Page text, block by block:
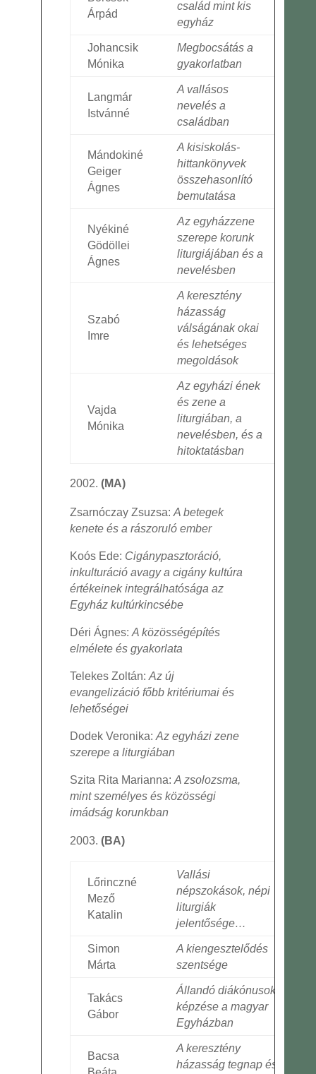
Árpád
család mint kis
egyház
Johancsik
Mónika
Megbocsátás a
gyakorlatban
Langmár
Istvánné
A vallásos
nevelés a
családban
Mándokiné
Geiger
Ágnes
A kisiskolás-
hittankönyvek
összehasonlító
bemutatása
Nyékiné
Gödöllei
Ágnes
Az egyházzene
szerepe korunk
liturgiájában és a
nevelésben
Szabó
Imre
A keresztény
házasság
válságának okai
és lehetséges
megoldások
Vajda
Mónika
Az egyházi ének
és zene a
liturgiában, a
nevelésben, és a
hitoktatásban
(MA)
Zsarnóczay Zsuzsa:A betegek
kenete és a rászoruló ember
Koós Ede: Cigánypasztoráció,
inkulturáció avagy a cigány kultúra
értékeinek integrálhatósága az
Egyház kultúrkincsébe
Déri Ágnes:A közösségépítés
elmélete és gyakorlata
Telekes Zoltán:Az új
evangelizáció főbb kritériumai és
lehetőségei
Dodek Veronika:Az egyházi zene
szerepe a liturgiában
Szita Rita Marianna:A zsolozsma,
mint személyes és közösségi
imádság korunkban
(BA)
Lőrinczné
Mező
Katalin
Vallási
népszokások, népi
liturgiák
jelentősége…
Simon
Márta
A kiengesztelődés
szentsége
Takács
Gábor
Állandó diákónusok
képzése a magyar
Egyházban
Bacsa
A keresztény
házasság tegnap és